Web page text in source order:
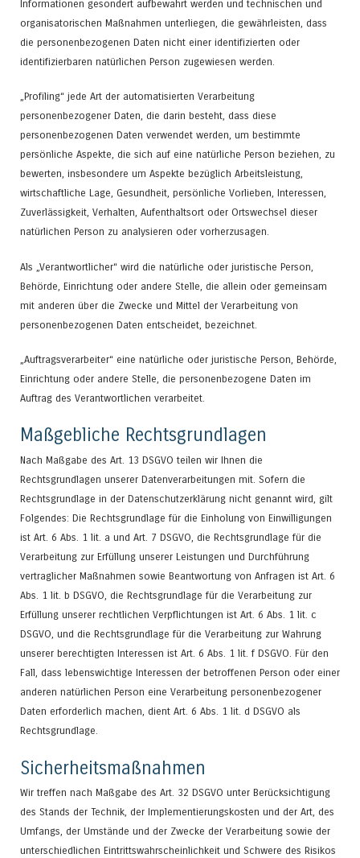
Informationen gesondert aufbewahrt werden und technischen und
organisatorischen Maßnahmen unterliegen, die gewährleisten, dass
die personenbezogenen Daten nicht einer identifizierten oder
identifizierbaren natürlichen Person zugewiesen werden.
„Profiling“ jede Art der automatisierten Verarbeitung
personenbezogener Daten, die darin besteht, dass diese
personenbezogenen Daten verwendet werden, um bestimmte
persönliche Aspekte, die sich auf eine natürliche Person beziehen, zu
bewerten, insbesondere um Aspekte bezüglich Arbeitsleistung,
wirtschaftliche Lage, Gesundheit, persönliche Vorlieben, Interessen,
Zuverlässigkeit, Verhalten, Aufenthaltsort oder Ortswechsel dieser
natürlichen Person zu analysieren oder vorherzusagen.
Als „Verantwortlicher“ wird die natürliche oder juristische Person,
Behörde, Einrichtung oder andere Stelle, die allein oder gemeinsam
mit anderen über die Zwecke und Mittel der Verarbeitung von
personenbezogenen Daten entscheidet, bezeichnet.
„Auftragsverarbeiter“ eine natürliche oder juristische Person, Behörde,
Einrichtung oder andere Stelle, die personenbezogene Daten im
Auftrag des Verantwortlichen verarbeitet.
Maßgebliche Rechtsgrundlagen
Nach Maßgabe des Art. 13 DSGVO teilen wir Ihnen die
Rechtsgrundlagen unserer Datenverarbeitungen mit. Sofern die
Rechtsgrundlage in der Datenschutzerklärung nicht genannt wird, gilt
Folgendes: Die Rechtsgrundlage für die Einholung von Einwilligungen
ist Art. 6 Abs. 1 lit. a und Art. 7 DSGVO, die Rechtsgrundlage für die
Verarbeitung zur Erfüllung unserer Leistungen und Durchführung
vertraglicher Maßnahmen sowie Beantwortung von Anfragen ist Art. 6
Abs. 1 lit. b DSGVO, die Rechtsgrundlage für die Verarbeitung zur
Erfüllung unserer rechtlichen Verpflichtungen ist Art. 6 Abs. 1 lit. c
DSGVO, und die Rechtsgrundlage für die Verarbeitung zur Wahrung
unserer berechtigten Interessen ist Art. 6 Abs. 1 lit. f DSGVO. Für den
Fall, dass lebenswichtige Interessen der betroffenen Person oder einer
anderen natürlichen Person eine Verarbeitung personenbezogener
Daten erforderlich machen, dient Art. 6 Abs. 1 lit. d DSGVO als
Rechtsgrundlage.
Sicherheitsmaßnahmen
Wir treffen nach Maßgabe des Art. 32 DSGVO unter Berücksichtigung
des Stands der Technik, der Implementierungskosten und der Art, des
Umfangs, der Umstände und der Zwecke der Verarbeitung sowie der
unterschiedlichen Eintrittswahrscheinlichkeit und Schwere des Risikos